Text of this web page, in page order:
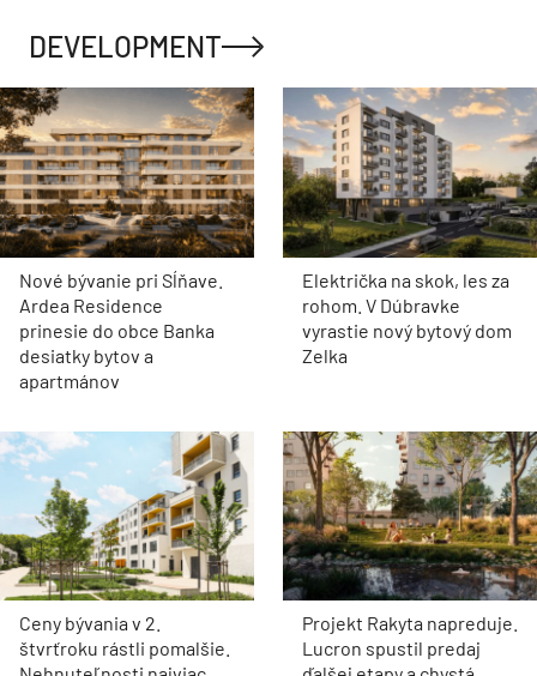
DEVELOPMENT
Nové bývanie pri Sĺňave.
Ardea Residence
prinesie do obce Banka
desiatky bytov a
apartmánov
Električka na skok, les za
rohom. V Dúbravke
vyrastie nový bytový dom
Zelka
Ceny bývania v 2.
štvrťroku rástli pomalšie.
Projekt Rakyta napreduje.
Lucron spustil predaj